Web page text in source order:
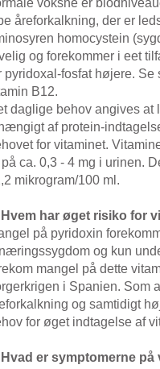
åreforkalkning, der er
homocystein
og forekommer i eet
pyridoxal-fosfat højere.
B12.
daglige behov angives at
af protein-
for vitaminet.
ca. 0,3 - 4 mg i urinen.
mikrogram/100 ml.
har øget risiko for
på pyridoxin
og kun
mangel på dette
i Spanien. Som
og samtidigt
for øget indtagelse af
er symptomerne